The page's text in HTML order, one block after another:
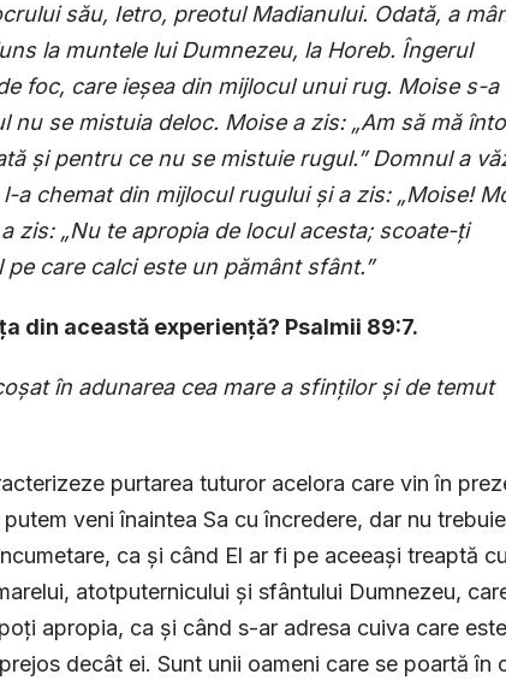
său, Ietro, preotul Madianului. Odată, a
la muntele lui Dumnezeu, la Horeb. Îngerul
foc, care ieșea din mijlocul unui rug. Moise s-a
nu se mistuia deloc. Moise a zis: „Am să mă
și pentru ce nu se mistuie rugul.” Domnul a
a chemat din mijlocul ruguluiși a zis: „Moise!
zis: „Nu te apropia de locul acesta; scoate-ți
care calci este un pământ sfânt.”
ța din această experiență? Psalmii 89:7.
șat în adunarea cea mare a sfințilorși de temut
purtarea tuturor acelora care vin în
veni înaintea Sa cu încredere, dar nu
ca și când El ar fi pe aceeași treaptă
atotputernicului și sfântului Dumnezeu,
apropia, ca și când s-ar adresa cuiva care este
decât ei. Sunt unii oameni care se poartă în